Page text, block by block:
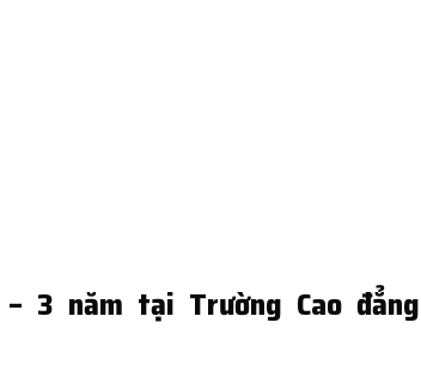
3 năm tại Trường Cao đẳng